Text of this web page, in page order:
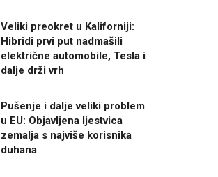
Veliki preokret u Kaliforniji:
Hibridi prvi put nadmašili
električne automobile, Tesla i
dalje drži vrh
Pušenje i dalje veliki problem
u EU: Objavljena ljestvica
zemalja s najviše korisnika
duhana